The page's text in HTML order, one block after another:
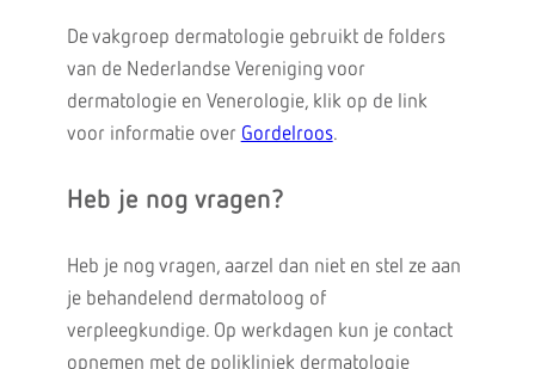
De vakgroep dermatologie gebruikt de folders
van de Nederlandse Vereniging voor
dermatologie en Venerologie, klik op de link
voor informatie over Gordelroos.
Heb je nog vragen?
Heb je nog vragen, aarzel dan niet en stel ze aan
je behandelend dermatoloog of
verpleegkundige. Op werkdagen kun je contact
opnemen met de polikliniek dermatologie